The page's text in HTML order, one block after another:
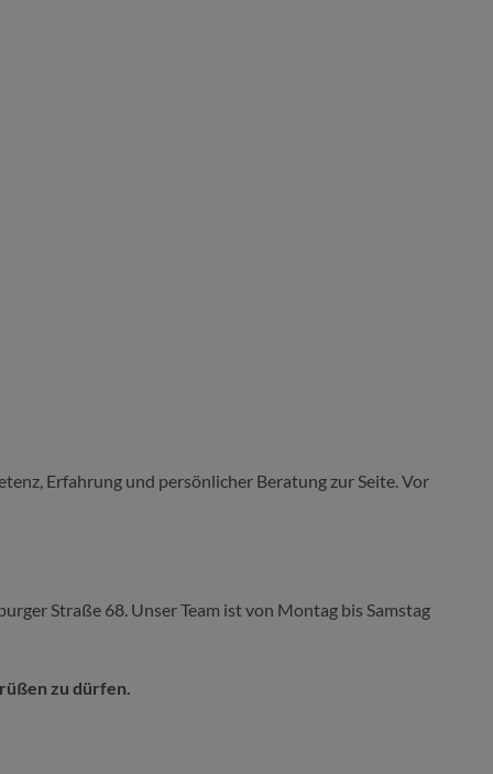
Erfahrung und persönlicher Beratung zur Seite. Vor
Straße 68. Unser Team ist von Montag bis Samstag
zu dürfen.